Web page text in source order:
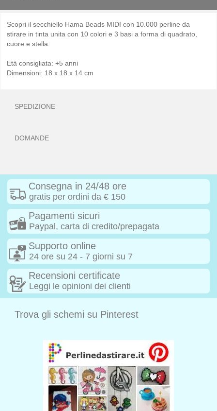
Scopri il secchiello Hama Beads MIDI con 10.000 perline da
stirare in tinta unita con 10 colori e 3 basi a forma di quadrato,
cuore e stella.
Età consigliata: +5 anni
Dimensioni: 18 x 18 x 14 cm
SPEDIZIONE
DOMANDE
Consegna in 24/48 ore
gratis per ordini da € 150
Pagamenti sicuri
Paypal, carta di credito/prepagata
Supporto online
24 ore su 24 - 7 giorni su 7
Recensioni certificate
Leggi le opinioni dei clienti
Trova gli schemi su Pinterest